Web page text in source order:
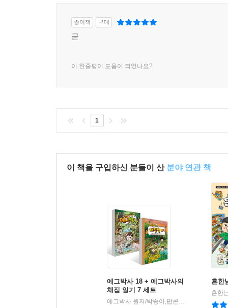
종이책 구매
굳
이 한줄평이 도움이 되었나요?
1
이 책을 구입하신 분들이 산 분야 연관 책
에그박사 18 + 에그박사의
채집 일기 7 세트
에그박사 원저/박송이,팝콘스토리 글/홍종현 그림
흔한